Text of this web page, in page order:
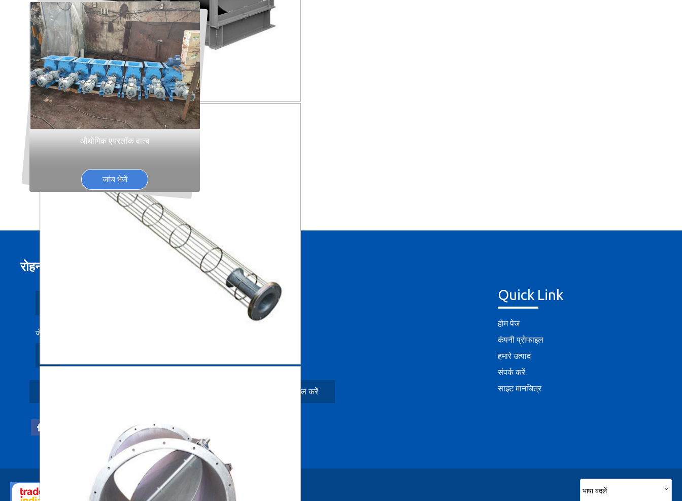
औद्योगिक एयरलॉक वाल्व
जांच भेजें
रोहन इंजीनियरिंग एंटरप्राइज
जे.एल. नं ।02, खटियन नं। हावड़ा - 711302, पश्चिम बंगाल, भारत
मुझे निःशुल्क कॉल करें
Quick Link
होम पेज
कंपनी प्रोफाइल
हमारे उत्पाद
संपर्क करें
साइट मानचित्र
ROHAN ENGINEERING ENTERPRISE सर्वाधिकार सुरक्षित.
(उपयोग की शर्तें)
इन्फोकॉम नेटवर्क प्राइवेट लिमिटेड . द्वारा विकसित एवं प्रबंधित
भाषा बदलें